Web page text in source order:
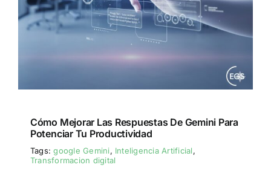
Cómo Mejorar Las Respuestas De Gemini Para
Potenciar Tu Productividad
Tags:google Gemini, Inteligencia Artificial,
Transformacion digital